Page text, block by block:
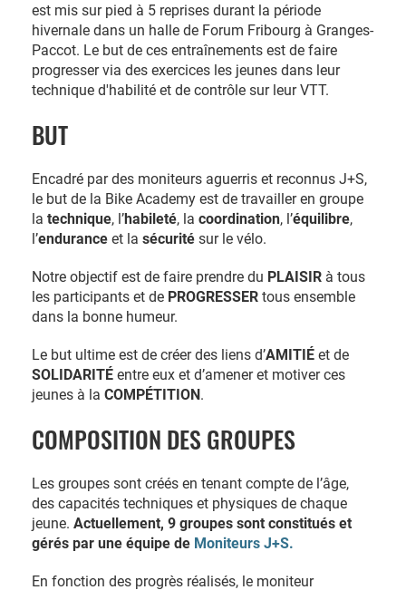
est mis sur pied à 5 reprises durant la période
hivernale dans un halle de Forum Fribourg à Granges-
Paccot. Le but de ces entraînements est de faire
progresser via des exercices les jeunes dans leur
technique d'habilité et de contrôle sur leur VTT.
BUT
Encadré par des moniteurs aguerris et reconnus J+S,
le but de la Bike Academy est de travailler en groupe
la technique, l’habileté, la coordination, l’équilibre,
l’endurance et la sécurité sur le vélo.
Notre objectif est de faire prendre du PLAISIR à tous
les participants et de PROGRESSER tous ensemble
dans la bonne humeur.
Le but ultime est de créer des liens d’AMITIÉ et de
SOLIDARITÉ entre eux et d’amener et motiver ces
jeunes à la COMPÉTITION.
COMPOSITION DES GROUPES
Les groupes sont créés en tenant compte de l’âge,
des capacités techniques et physiques de chaque
jeune. Actuellement, 9 groupes sont constitués et
gérés par une équipe de Moniteurs J+S.
En fonction des progrès réalisés, le moniteur